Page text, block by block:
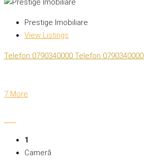
Prestige Imobiliare
View Listings
Telefon 0790340000 Telefon 0790340000
7 More
1
Cameră